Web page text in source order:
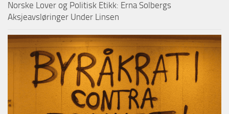
Norske Lover og Politisk Etikk: Erna Solbergs
Aksjeavsløringer Under Linsen